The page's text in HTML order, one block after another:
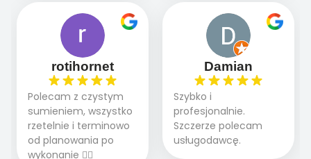
2 zlecenia na rolkę.
Polecam.
rotihornet
Polecam z czystym
sumieniem, wszystko
rzetelnie i terminowo
od planowania po
wykonanie 👍🏻
Damian
Szybko i
profesjonalnie.
Szczerze polecam
usługodawcę.